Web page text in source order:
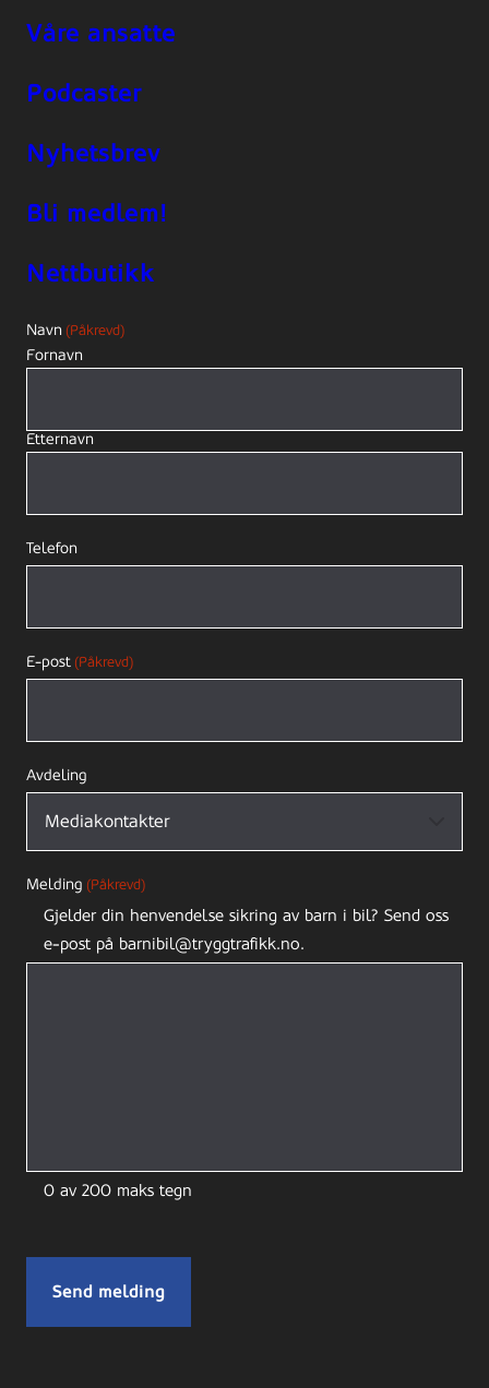
Våre ansatte
Podcaster
Nyhetsbrev
Bli medlem!
Nettbutikk
Navn (Påkrevd)
Fornavn
Etternavn
Telefon
E-post (Påkrevd)
Avdeling
Melding (Påkrevd)
Gjelder din henvendelse sikring av barn i bil? Send oss
e-post på barnibil@tryggtrafikk.no.
0 av 200 maks tegn